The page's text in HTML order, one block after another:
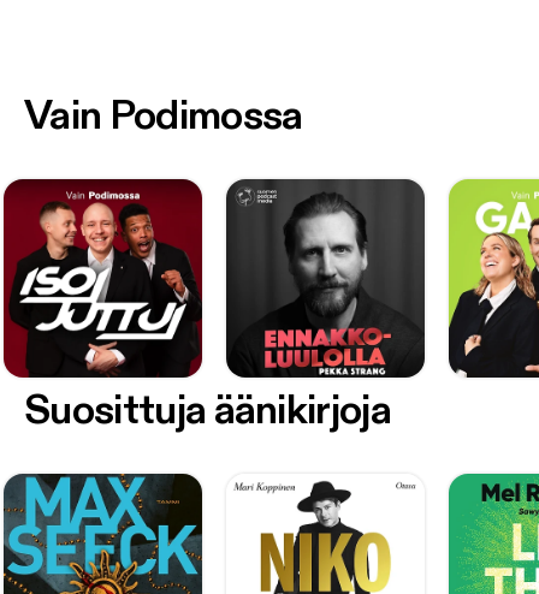
Vain Podimossa
Suosittuja äänikirjoja